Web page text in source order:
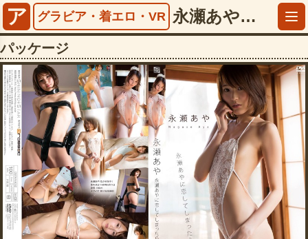
ア グラビア・着エロ・VR 永瀬あやに恋してしまったら…【5532dstar09052】
パッケージ